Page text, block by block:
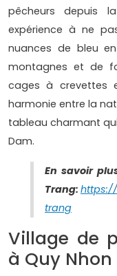
pêcheurs depuis
expérience à ne
nuances de bleu
montagnes et de
cages à crevettes
harmonie entre la
tableau charmant
Dam.
En savoir
Trang:
trang
Village de
à Quy Nhon